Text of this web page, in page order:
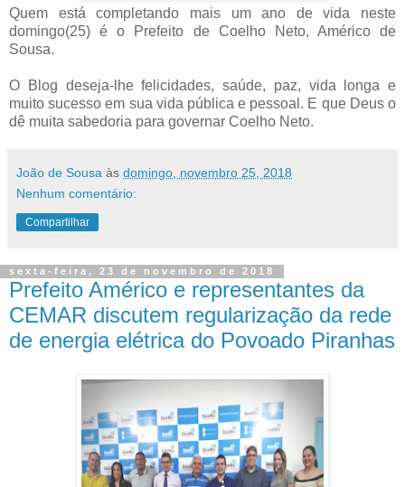
Quem está completando mais um ano de vida neste
domingo(25) é o Prefeito de Coelho Neto, Américo de
Sousa.
O Blog deseja-lhe felicidades, saúde, paz, vida longa e
muito sucesso em sua vida pública e pessoal. E que Deus o
dê muita sabedoria para governar Coelho Neto.
João de Sousa às domingo, novembro 25, 2018
Nenhum comentário:
Compartilhar
sexta-feira, 23 de novembro de 2018
Prefeito Américo e representantes da
CEMAR discutem regularização da rede
de energia elétrica do Povoado Piranhas